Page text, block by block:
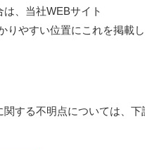
、当社WEBサイト
りやすい位置にこれを掲載
する不明点については、